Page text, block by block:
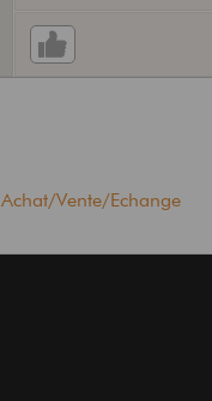
Achat/Vente/Echange